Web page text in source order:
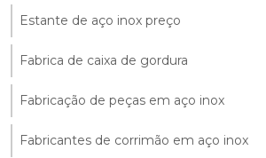
Estante de aço inox preço
Fabrica de caixa de gordura
Fabricação de peças em aço inox
Fabricantes de corrimão em aço inox